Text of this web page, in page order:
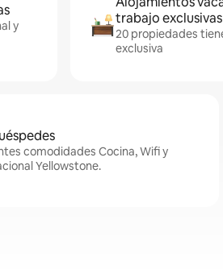
y
trabajo exclusivas
20 propiedades
exclusiva
comodidades Cocina, Wifi y
Yellowstone.